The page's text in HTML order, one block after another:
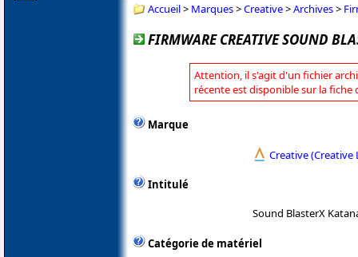
Accueil> Marques>Creative>Archives>
FIRMWARE CREATIVE SOUND
Attention, il s'agit d'un fichier
récente est disponible sur la fiche
Marque
Creative (Creative
Intitulé
Sound BlasterX
Catégorie de matériel